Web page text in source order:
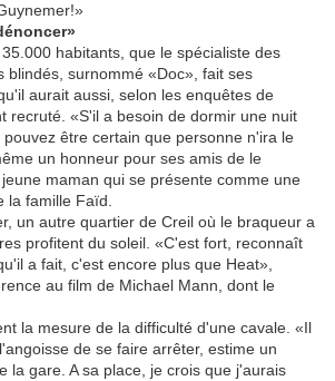
habitants, que le spécialiste des
blindés, surnommé «Doc», fait ses
aurait aussi, selon les enquêtes de
recruté. «S'il a besoin de dormir une nuit
être certain que personne n'ira le
un honneur pour ses amis de le
maman qui se présente comme une
la famille Faïd.
un autre quartier de Creil où le braqueur a
profitent du soleil. «C'est fort, reconnaît
a fait, c'est encore plus que Heat»,
au film de Michael Mann, dont le
la mesure de la difficulté d'une cavale. «Il
de se faire arrêter, estime un
la gare. A sa place, je crois que j'aurais